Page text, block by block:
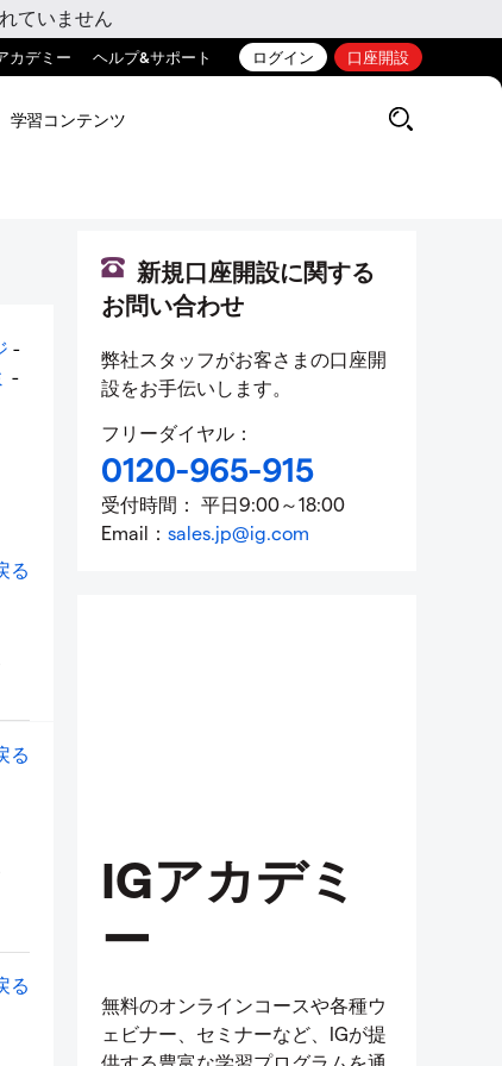
ていません
カデミー ヘルプ&サポート ログイン 口座開設
学習コンテンツ
-
-
る
る
る
新規口座開設に関する
お問い合わせ
弊社スタッフがお客さまの口座開
設をお手伝いします。
フリーダイヤル：
0120-965-915
受付時間： 平日9:00～18:00
Email： sales.jp@ig.com
IGアカデミ
ー
無料のオンラインコースや各種ウ
ェビナー、セミナーなど、IGが提